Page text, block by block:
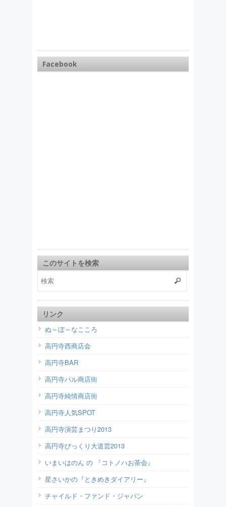
Facebook
このサイトを検索
リンク
ぬ～ぼ～なこころ
高円寺西商店会
高円寺BAR
高円寺パル商店街
高円寺純情商店街
高円寺人気SPOT
高円寺演芸まつり2013
高円寺びっくり大道芸2013
いまいはのん の 『コトノハお茶会』
星さいかの『ときめきダイアリー』
チャイルド・ファンド・ジャパン